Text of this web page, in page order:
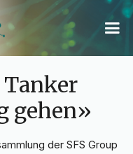
Tanker
gehen»
der SFS Group